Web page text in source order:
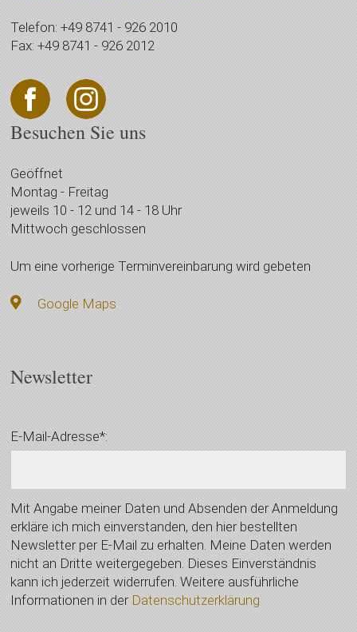
Telefon: +49 8741 - 926 2010
Fax: +49 8741 - 926 2012
Besuchen Sie uns
Geöffnet
Montag - Freitag
jeweils 10 - 12 und 14 - 18 Uhr
Mittwoch geschlossen
Um eine vorherige Terminvereinbarung wird gebeten
Google Maps
Newsletter
E-Mail-Adresse*:
Mit Angabe meiner Daten und Absenden der Anmeldung
erkläre ich mich einverstanden, den hier bestellten
Newsletter per E-Mail zu erhalten. Meine Daten werden
nicht an Dritte weitergegeben. Dieses Einverständnis
kann ich jederzeit widerrufen. Weitere ausführliche
Informationen in der Datenschutzerklärung